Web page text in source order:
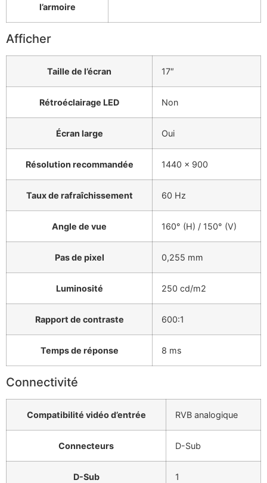
l’armoire
Afficher
Taille de l’écran 17″
Rétroéclairage LED Non
Écran large Oui
Résolution recommandée 1440 x 900
Taux de rafraîchissement 60 Hz
Angle de vue 160° (H) / 150° (V)
Pas de pixel 0,255 mm
Luminosité 250 cd/m2
Rapport de contraste 600:1
Temps de réponse 8 ms
Connectivité
Compatibilité vidéo d’entrée RVB analogique
Connecteurs D-Sub
D-Sub 1